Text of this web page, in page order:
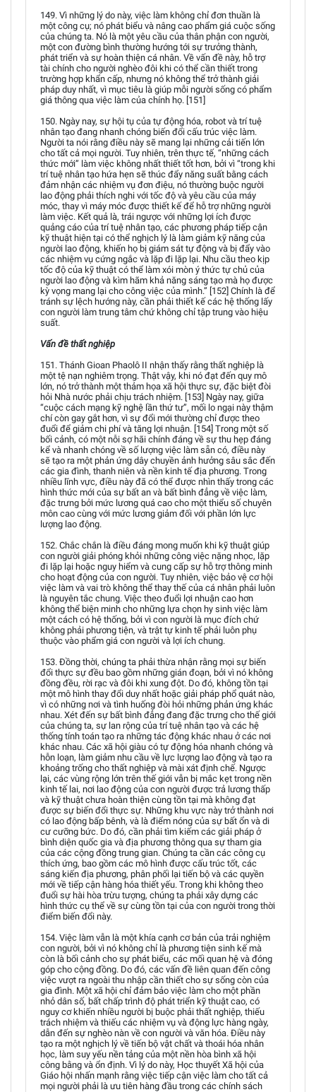
149. Vì những lý do này, việc làm không chỉ đơn thuần là
một công cụ; nó phát biểu và nâng cao phẩm giá cuộc sống
của chúng ta. Nó là một yêu cầu của thân phận con người,
một con đường bình thường hướng tới sự trưởng thành,
phát triển và sự hoàn thiện cá nhân. Về vấn đề này, hỗ trợ
tài chính cho người nghèo đôi khi có thể cần thiết trong
trường hợp khẩn cấp, nhưng nó không thể trở thành giải
pháp duy nhất, vì mục tiêu là giúp mỗi người sống có phẩm
giá thông qua việc làm của chính họ. [151]
150. Ngày nay, sự hội tụ của tự động hóa, robot và trí tuệ
nhân tạo đang nhanh chóng biến đổi cấu trúc việc làm.
Người ta nói rằng điều này sẽ mang lại những cải tiến lớn
cho tất cả mọi người. Tuy nhiên, trên thực tế, “những cách
thức mới” làm việc không nhất thiết tốt hơn, bởi vì “trong khi
trí tuệ nhân tạo hứa hẹn sẽ thúc đẩy năng suất bằng cách
đảm nhận các nhiệm vụ đơn điệu, nó thường buộc người
lao động phải thích nghi với tốc độ và yêu cầu của máy
móc, thay vì máy móc được thiết kế để hỗ trợ những người
làm việc. Kết quả là, trái ngược với những lợi ích được
quảng cáo của trí tuệ nhân tạo, các phương pháp tiếp cận
kỹ thuật hiện tại có thể nghịch lý là làm giảm kỹ năng của
người lao động, khiến họ bị giám sát tự động và bị đẩy vào
các nhiệm vụ cứng ngắc và lặp đi lặp lại. Nhu cầu theo kịp
tốc độ của kỹ thuật có thể làm xói mòn ý thức tự chủ của
người lao động và kìm hãm khả năng sáng tạo mà họ được
kỳ vọng mang lại cho công việc của mình.” [152] Chính là để
tránh sự lệch hướng này, cần phải thiết kế các hệ thống lấy
con người làm trung tâm chứ không chỉ tập trung vào hiệu
suất.
Vấn đề thất nghiệp
151. Thánh Gioan Phaolô II nhận thấy rằng thất nghiệp là
một tệ nạn nghiêm trọng. Thật vậy, khi nó đạt đến quy mô
lớn, nó trở thành một thảm họa xã hội thực sự, đặc biệt đòi
hỏi Nhà nước phải chịu trách nhiệm. [153] Ngày nay, giữa
“cuộc cách mạng kỹ nghệ lần thứ tư”, mối lo ngại này thậm
chí còn gay gắt hơn, vì sự đổi mới thường chỉ được theo
đuổi để giảm chi phí và tăng lợi nhuận. [154] Trong một số
bối cảnh, có một nỗi sợ hãi chính đáng về sự thu hẹp đáng
kể và nhanh chóng về số lượng việc làm sẵn có, điều này
sẽ tạo ra một phản ứng dây chuyền ảnh hưởng sâu sắc đến
các gia đình, thanh niên và nền kinh tế địa phương. Trong
nhiều lĩnh vực, điều này đã có thể được nhìn thấy trong các
hình thức mới của sự bất an và bất bình đẳng về việc làm,
đặc trưng bởi mức lương quá cao cho một thiểu số chuyên
môn cao cùng với mức lương giảm đối với phần lớn lực
lượng lao động.
152. Chắc chắn là điều đáng mong muốn khi kỹ thuật giúp
con người giải phóng khỏi những công việc nặng nhọc, lặp
đi lặp lại hoặc nguy hiểm và cung cấp sự hỗ trợ thông minh
cho hoạt động của con người. Tuy nhiên, việc bảo vệ cơ hội
việc làm và vai trò không thể thay thế của cá nhân phải luôn
là nguyên tắc chung. Việc theo đuổi lợi nhuận cao hơn
không thể biện minh cho những lựa chọn hy sinh việc làm
một cách có hệ thống, bởi vì con người là mục đích chứ
không phải phương tiện, và trật tự kinh tế phải luôn phụ
thuộc vào phẩm giá con người và lợi ích chung.
153. Đồng thời, chúng ta phải thừa nhận rằng mọi sự biến
đổi thực sự đều bao gồm những gián đoạn, bởi vì nó không
đồng đều, rời rạc và đôi khi xung đột. Do đó, không tồn tại
một mô hình thay đổi duy nhất hoặc giải pháp phổ quát nào,
vì có những nơi và tình huống đòi hỏi những phản ứng khác
nhau. Xét đến sự bất bình đẳng đang đặc trưng cho thế giới
của chúng ta, sự lan rộng của trí tuệ nhân tạo và các hệ
thống tính toán tạo ra những tác động khác nhau ở các nơi
khác nhau. Các xã hội giàu có tự động hóa nhanh chóng và
hỗn loạn, làm giảm nhu cầu về lực lượng lao động và tạo ra
khoảng trống cho thất nghiệp và mài xát định chế. Ngược
lại, các vùng rộng lớn trên thế giới vẫn bị mắc kẹt trong nền
kinh tế lai, nơi lao động của con người được trả lương thấp
và kỹ thuật chưa hoàn thiện cùng tồn tại mà không đạt
được sự biến đổi thực sự. Những khu vực này trở thành nơi
có lao động bấp bênh, và là điểm nóng của sự bất ổn và di
cư cưỡng bức. Do đó, cần phải tìm kiếm các giải pháp ở
bình diện quốc gia và địa phương thông qua sự tham gia
của các cộng đồng trung gian. Chúng ta cần các công cụ
thích ứng, bao gồm các mô hình được cấu trúc tốt, các
sáng kiến địa phương, phân phối lại tiến bộ và các quyền
mới về tiếp cận hàng hóa thiết yếu. Trong khi không theo
đuổi sự hài hòa trừu tượng, chúng ta phải xây dựng các
hình thức cụ thể về sự cùng tồn tại của con người trong thời
điểm biến đổi này.
154. Việc làm vẫn là một khía cạnh cơ bản của trải nghiệm
con người, bởi vì nó không chỉ là phương tiện sinh kế mà
còn là bối cảnh cho sự phát biểu, các mối quan hệ và đóng
góp cho cộng đồng. Do đó, các vấn đề liên quan đến công
việc vượt ra ngoài thu nhập cần thiết cho sự sống còn của
gia đình. Một xã hội chỉ đảm bảo việc làm cho một phần
nhỏ dân số, bất chấp trình độ phát triển kỹ thuật cao, có
nguy cơ khiến nhiều người bị buộc phải thất nghiệp, thiếu
trách nhiệm và thiếu các nhiệm vụ và động lực hàng ngày,
dẫn đến sự nghèo nàn về con người và văn hóa. Điều này
tạo ra một nghịch lý về tiến bộ vật chất và thoái hóa nhân
học, làm suy yếu nền tảng của một nền hòa bình xã hội
công bằng và ổn định. Vì lý do này, Học thuyết Xã hội của
Giáo hội nhấn mạnh rằng việc tiếp cận việc làm cho tất cả
mọi người phải là ưu tiên hàng đầu trong các chính sách